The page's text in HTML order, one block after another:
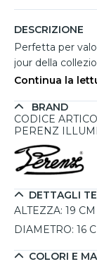
DESCRIZIONE
Perfetta per
jour della
estetica
dona un tocco
Il diffusore in
rilassante ideale
on/off sul cavo,
arredare con
Continua la
BRAND
CODICE
PERENZ
DETTAGLI
ALTEZZA: 19 CM
DIAMETRO: 16
COLORI E